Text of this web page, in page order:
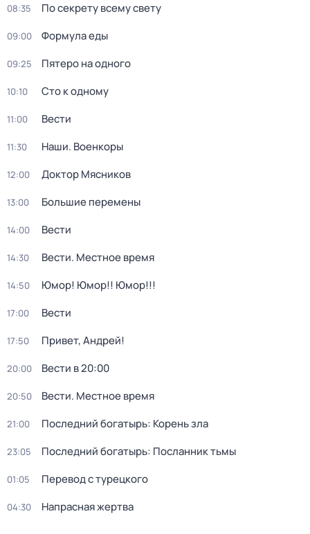
08:35 По секрету всему свету
09:00 Формула еды
09:25 Пятеро на одного
10:10 Сто к одному
11:00 Вести
11:30 Наши. Военкоры
12:00 Доктор Мясников
13:00 Большие перемены
14:00 Вести
14:30 Вести. Местное время
14:50 Юмор! Юмор!! Юмор!!!
17:00 Вести
17:50 Привет, Андрей!
20:00 Вести в 20:00
20:50 Вести. Местное время
21:00 Последний богатырь: Корень зла
23:05 Последний богатырь: Посланник тьмы
01:05 Перевод с турецкого
04:30 Напрасная жертва